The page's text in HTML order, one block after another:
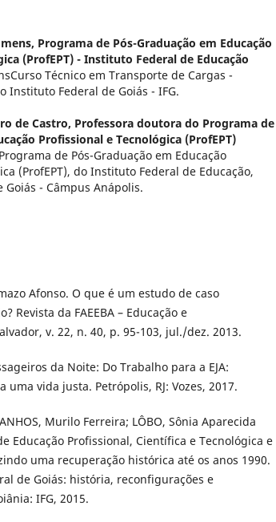
Programa de Pós-Graduação em Educação
(ProfEPT) - Instituto Federal de Educação
Técnico em Transporte de Cargas -
Instituto Federal de Goiás - IFG.
de Castro, Professora doutora do Programa de
Profissional e Tecnológica (ProfEPT)
de Pós-Graduação em Educação
(ProfEPT), do Instituto Federal de Educação,
Goiás - Câmpus Anápolis.
Afonso. O que é um estudo de caso
Revista da FAEEBA – Educação e
v. 22, n. 40, p. 95-103, jul./dez. 2013.
da Noite: Do Trabalho para a EJA:
vida justa. Petrópolis, RJ: Vozes, 2017.
Murilo Ferreira; LÔBO, Sônia Aparecida
Educação Profissional, Científica e Tecnológica e
uma recuperação histórica até os anos 1990.
de Goiás: história, reconfigurações e
IFG, 2015.